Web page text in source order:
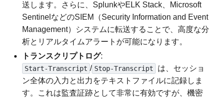
送します。さらに、SplunkやELK Stack、Microsoft
SentinelなどのSIEM（Security Information and Event
Management）システムに転送することで、高度な分
析とリアルタイムアラートが可能になります。
トランスクリプトログ:
Start-Transcript / Stop-Transcript
は、セッショ
ン全体の入力と出力をテキストファイルに記録しま
す。これは監査証跡として非常に有効ですが、機密